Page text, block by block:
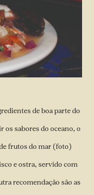
de boa parte do
os sabores do oceano, o
frutos do mar (foto)
e ostra, servido com
recomendação são as